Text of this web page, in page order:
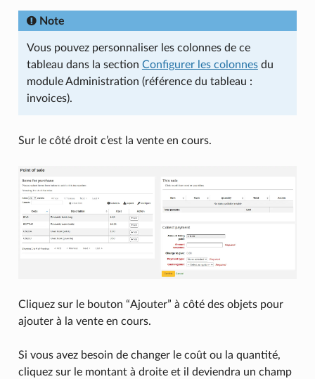
Note
Vous pouvez personnaliser les colonnes de ce
tableau dans la section Configurer les colonnesdu
module Administration (référence du tableau :
invoices).
Sur le côté droit c’est la vente en cours.
Cliquez sur le bouton “Ajouter” à côté des objets pour
ajouter à la vente en cours.
Si vous avez besoin de changer le coût ou la quantité,
cliquez sur le montant à droite et il deviendra un champ